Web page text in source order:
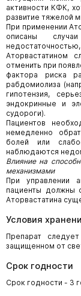
активности КФК,
развитие тяжелой
При применении
описаны
Аторвастатином
отменить при
фактора риска
рабдомиолиза
гипотензия,
эндокринные и
судороги).
Пациентов
немедленно
болей или
наблюдаются
Влияние на
механизмами
При управлении
пациенты должны
Аторвастатина
Условия
Препарат
защищенном от
Срок годности
Срок годности - 3